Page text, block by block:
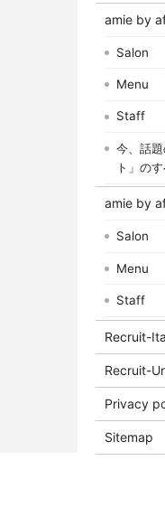
amie by
Salon
Menu
Staff
今、話
ト」の
amie by
Salon
Menu
Staff
Recruit-
Recruit-
Privacy
Sitemap